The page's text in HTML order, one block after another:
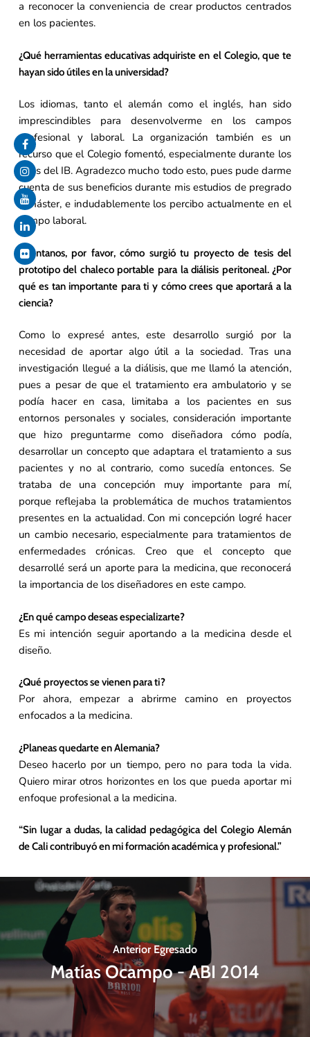
a reconocer la conveniencia de crear productos centrados
en los pacientes.
¿Qué herramientas educativas adquiriste en el Colegio, que te
hayan sido útiles en la universidad?
Los idiomas, tanto el alemán como el inglés, han sido
imprescindibles para desenvolverme en los campos
profesional y laboral. La organización también es un
recurso que el Colegio fomentó, especialmente durante los
años del IB. Agradezco mucho todo esto, pues pude darme
cuenta de sus beneficios durante mis estudios de pregrado
y máster, e indudablemente los percibo actualmente en el
campo laboral.
Cuéntanos, por favor, cómo surgió tu proyecto de tesis del
prototipo del chaleco portable para la diálisis peritoneal. ¿Por
qué es tan importante para ti y cómo crees que aportará a la
ciencia?
Como lo expresé antes, este desarrollo surgió por la
necesidad de aportar algo útil a la sociedad. Tras una
investigación llegué a la diálisis, que me llamó la atención,
pues a pesar de que el tratamiento era ambulatorio y se
podía hacer en casa, limitaba a los pacientes en sus
entornos personales y sociales, consideración importante
que hizo preguntarme como diseñadora cómo podía,
desarrollar un concepto que adaptara el tratamiento a sus
pacientes y no al contrario, como sucedía entonces. Se
trataba de una concepción muy importante para mí,
porque reflejaba la problemática de muchos tratamientos
presentes en la actualidad. Con mi concepción logré hacer
un cambio necesario, especialmente para tratamientos de
enfermedades crónicas. Creo que el concepto que
desarrollé será un aporte para la medicina, que reconocerá
la importancia de los diseñadores en este campo.
¿En qué campo deseas especializarte?
Es mi intención seguir aportando a la medicina desde el
diseño.
¿Qué proyectos se vienen para ti?
Por ahora, empezar a abrirme camino en proyectos
enfocados a la medicina.
¿Planeas quedarte en Alemania?
Deseo hacerlo por un tiempo, pero no para toda la vida.
Quiero mirar otros horizontes en los que pueda aportar mi
enfoque profesional a la medicina.
“Sin lugar a dudas, la calidad pedagógica del Colegio Alemán
de Cali contribuyó en mi formación académica y profesional.”
Anterior Egresado
Matías Ocampo - ABI 2014